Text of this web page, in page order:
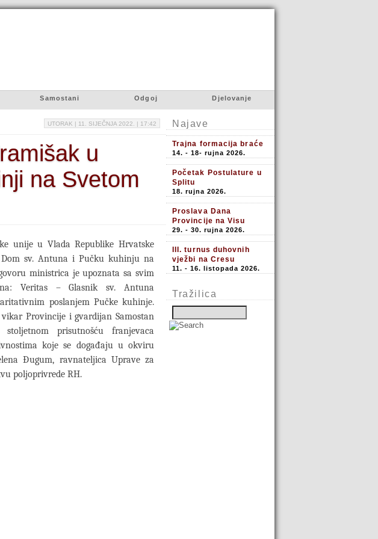
Samostani Odgoj Djelovanje
UTORAK | 11. SIJEČNJA 2022. | 17:42
u
na Svetom
unije u Vlada Republike Hrvatske
sv. Antuna i Pučku kuhinju na
ministrica je upoznata sa svim
Veritas – Glasnik sv. Antuna
poslanjem Pučke kuhinje.
Provincije i gvardijan Samostan
prisutnošću franjevaca
koje se događaju u okviru
Đugum, ravnateljica Uprave za
poljoprivrede RH.
Najave
Trajna formacija braće
14. - 18- rujna 2026.
Početak Postulature u
Splitu
18. rujna 2026.
Proslava Dana
Provincije na Visu
29. - 30. rujna 2026.
III. turnus duhovnih
vježbi na Cresu
11. - 16. listopada 2026.
Tražilica